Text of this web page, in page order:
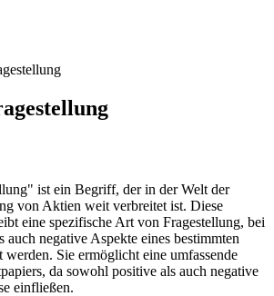
ist ein Begriff, der in der Welt der
von Aktien weit verbreitet ist. Diese
eine spezifische Art von Fragestellung, bei
auch negative Aspekte eines bestimmten
werden. Sie ermöglicht eine umfassende
da sowohl positive als auch negative
einfließen.